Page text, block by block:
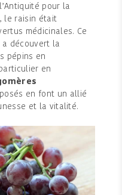
pour la
le raisin était
médicinales. Ce
a découvert la
pépins en
en
en font un allié
et la vitalité.